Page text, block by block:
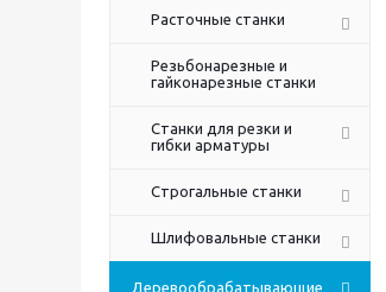
Расточные станки
Резьбонарезные и
гайконарезные станки
Станки для резки и
гибки арматуры
Строгальные станки
Шлифовальные станки
Деревообрабатывающие